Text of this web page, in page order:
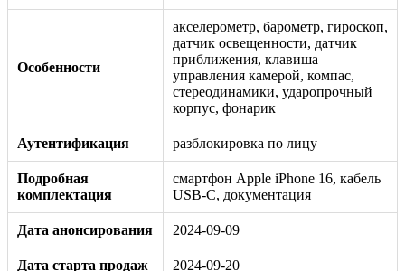
Особенности
акселерометр, барометр, гироскоп,
датчик освещенности, датчик
приближения, клавиша
управления камерой, компас,
стереодинамики, ударопрочный
корпус, фонарик
Аутентификация разблокировка по лицу
Подробная
комплектация
смартфон Apple iPhone 16, кабель
USB-C, документация
Дата анонсирования 2024-09-09
Дата старта продаж 2024-09-20